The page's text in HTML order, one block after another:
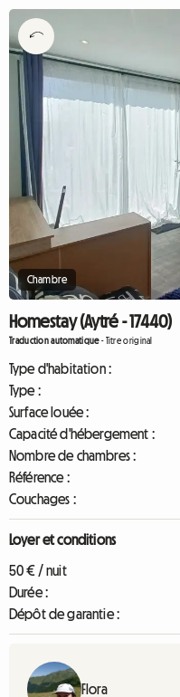
Chambre
Homestay (Aytré - 17440)
Traduction automatique-Titre original
Type d'habitation :
Type :
Surface louée :
Capacité d'hébergement :
Nombre de chambres :
Référence :
Couchages :
Loyer et conditions
50 € / nuit
Durée :
Dépôt de garantie :
Flora